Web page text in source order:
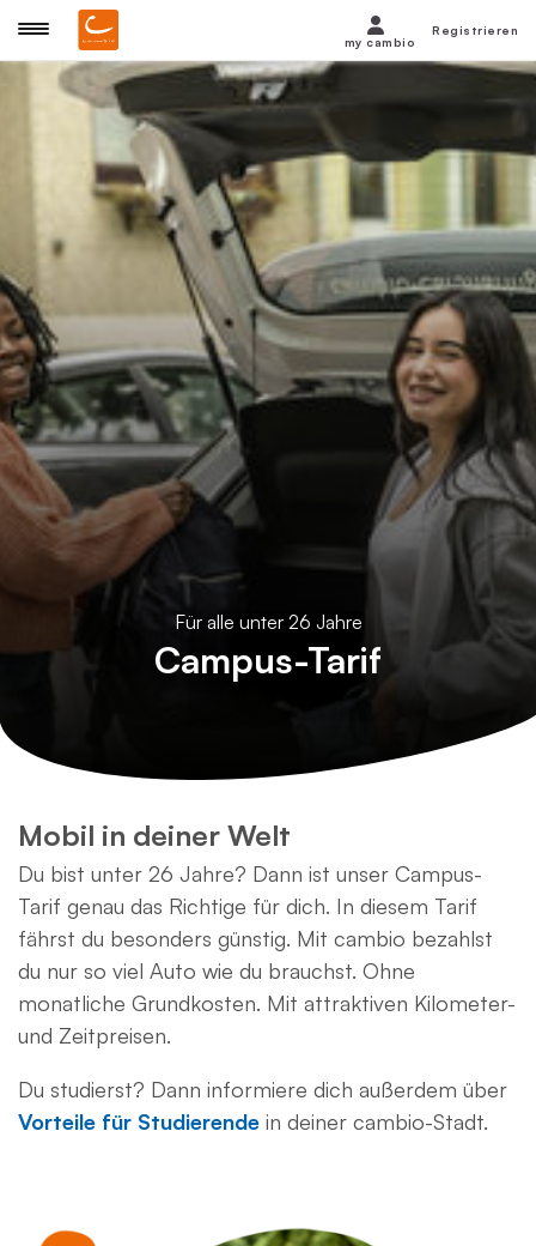
Für alle unter 26 Jahre
Campus-Tarif
Mobil in deiner Welt
Du bist unter 26 Jahre? Dann ist unser Campus-
Tarif genau das Richtige für dich. In diesem Tarif
fährst du besonders günstig. Mit cambio bezahlst
du nur so viel Auto wie du brauchst. Ohne
monatliche Grundkosten. Mit attraktiven Kilometer-
und Zeitpreisen.
Du studierst? Dann informiere dich außerdem über
Vorteile für Studierende in deiner cambio-Stadt.
my cambio
Registrieren